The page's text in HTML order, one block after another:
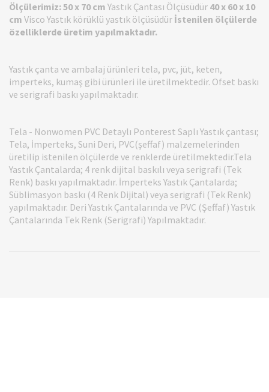
Ölçülerimiz:50 x 70 cm Yastık Çantası Ölçüsüdür 40 x 60 x 10
cm Visco Yastık körüklü yastık ölçüsüdür İstenilen ölçülerde
özelliklerde üretim yapılmaktadır.
Yastık çanta ve ambalaj ürünleri tela, pvc, jüt, keten,
imperteks, kumaş gibi ürünleri ile üretilmektedir. Ofset baskı
ve serigrafi baskı yapılmaktadır.
Tela - Nonwomen PVC Detaylı Ponterest Saplı Yastık çantası;
Tela, İmperteks, Suni Deri, PVC(şeffaf) malzemelerinden
üretilip istenilen ölçülerde ve renklerde üretilmektedir.Tela
Yastık Çantalarda; 4 renk dijital baskılı veya serigrafi (Tek
Renk) baskı yapılmaktadır. İmperteks Yastık Çantalarda;
Süblimasyon baskı (4 Renk Dijital) veya serigrafi (Tek Renk)
yapılmaktadır. Deri Yastık Çantalarında ve PVC (Şeffaf) Yastık
Çantalarında Tek Renk (Serigrafi) Yapılmaktadır.